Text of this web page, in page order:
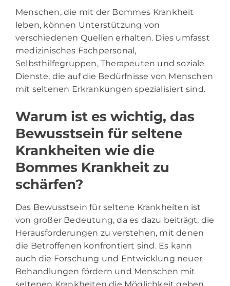
Menschen, die mit der Bommes Krankheit
leben, können Unterstützung von
verschiedenen Quellen erhalten. Dies umfasst
medizinisches Fachpersonal,
Selbsthilfegruppen, Therapeuten und soziale
Dienste, die auf die Bedürfnisse von Menschen
mit seltenen Erkrankungen spezialisiert sind.
Warum ist es wichtig, das
Bewusstsein für seltene
Krankheiten wie die
Bommes Krankheit zu
schärfen?
Das Bewusstsein für seltene Krankheiten ist
von großer Bedeutung, da es dazu beiträgt, die
Herausforderungen zu verstehen, mit denen
die Betroffenen konfrontiert sind. Es kann
auch die Forschung und Entwicklung neuer
Behandlungen fördern und Menschen mit